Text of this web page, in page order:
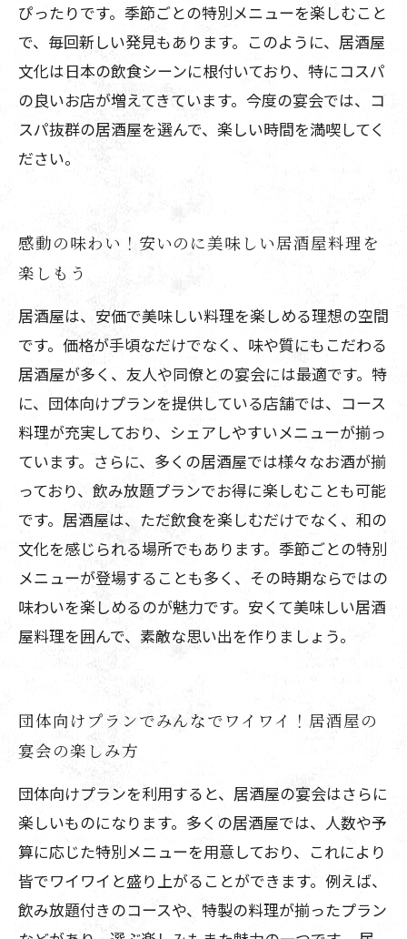
ぴったりです。季節ごとの特別メニューを楽しむこと
で、毎回新しい発見もあります。このように、居酒屋
文化は日本の飲食シーンに根付いており、特にコスパ
の良いお店が増えてきています。今度の宴会では、コ
スパ抜群の居酒屋を選んで、楽しい時間を満喫してく
ださい。
感動の味わい！安いのに美味しい居酒屋料理を
楽しもう
居酒屋は、安価で美味しい料理を楽しめる理想の空間
です。価格が手頃なだけでなく、味や質にもこだわる
居酒屋が多く、友人や同僚との宴会には最適です。特
に、団体向けプランを提供している店舗では、コース
料理が充実しており、シェアしやすいメニューが揃っ
ています。さらに、多くの居酒屋では様々なお酒が揃
っており、飲み放題プランでお得に楽しむことも可能
です。居酒屋は、ただ飲食を楽しむだけでなく、和の
文化を感じられる場所でもあります。季節ごとの特別
メニューが登場することも多く、その時期ならではの
味わいを楽しめるのが魅力です。安くて美味しい居酒
屋料理を囲んで、素敵な思い出を作りましょう。
団体向けプランでみんなでワイワイ！居酒屋の
宴会の楽しみ方
団体向けプランを利用すると、居酒屋の宴会はさらに
楽しいものになります。多くの居酒屋では、人数や予
算に応じた特別メニューを用意しており、これにより
皆でワイワイと盛り上がることができます。例えば、
飲み放題付きのコースや、特製の料理が揃ったプラン